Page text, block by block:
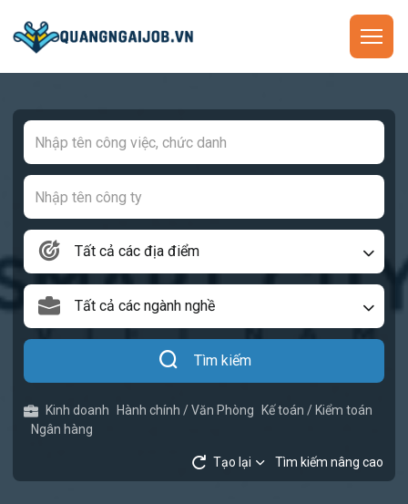
Tất cả các địa điểm
Tất cả các ngành nghề
Tìm kiếm
Kinh doanh Hành chính / Văn Phòng
Kế toán / Kiểm toán
Ngân hàng
Tạo lại Tìm kiếm nâng cao